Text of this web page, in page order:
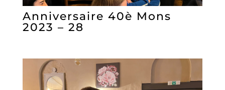
Anniversaire 40è Mons
2023 – 28